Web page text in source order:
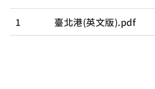
1 臺北港(英文版).pdf